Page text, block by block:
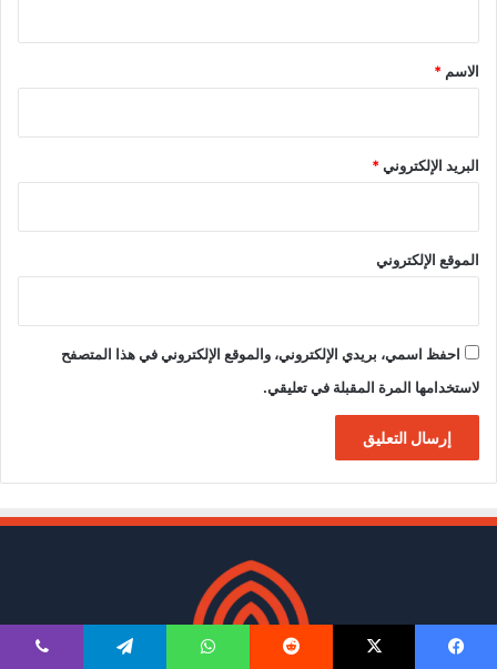
*
الاسم *
البريد الإلكتروني*
الموقع الإلكتروني
احفظ اسمي، بريدي الإلكتروني، والموقع الإلكتروني في هذا المتصفح
لاستخدامها المرة المقبلة في تعليقي.